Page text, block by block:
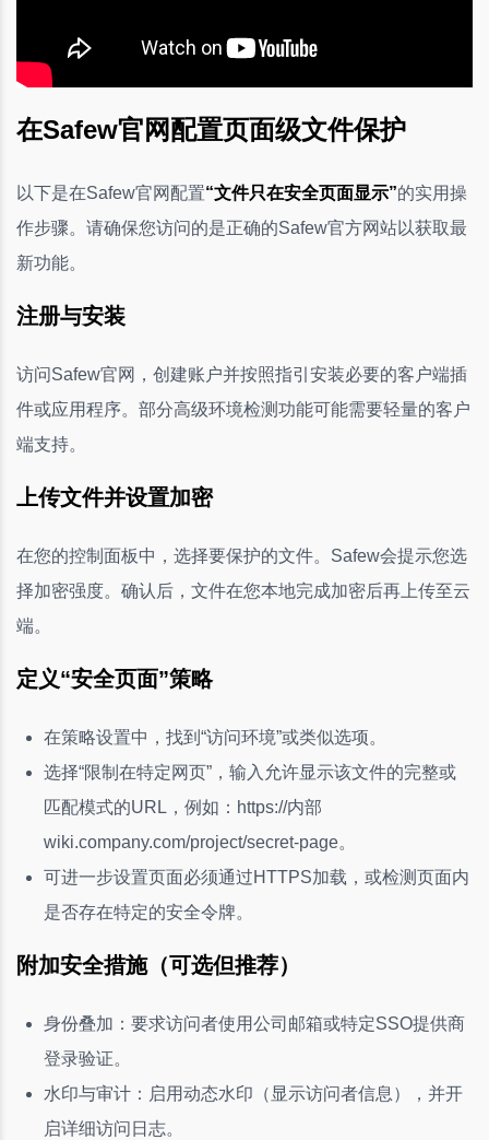
在Safew官网配置页面级文件保护
以下是在Safew官网配置“文件只在安全页面显示”的实用操
作步骤。请确保您访问的是正确的Safew官方网站以获取最
新功能。
注册与安装
访问Safew官网，创建账户并按照指引安装必要的客户端插
件或应用程序。部分高级环境检测功能可能需要轻量的客户
端支持。
上传文件并设置加密
在您的控制面板中，选择要保护的文件。Safew会提示您选
择加密强度。确认后，文件在您本地完成加密后再上传至云
端。
定义“安全页面”策略
在策略设置中，找到“访问环境”或类似选项。
选择“限制在特定网页”，输入允许显示该文件的完整或
匹配模式的URL，例如：https://内部
wiki.company.com/project/secret-page。
可进一步设置页面必须通过HTTPS加载，或检测页面内
是否存在特定的安全令牌。
附加安全措施（可选但推荐）
身份叠加：要求访问者使用公司邮箱或特定SSO提供商
登录验证。
水印与审计：启用动态水印（显示访问者信息），并开
启详细访问日志。